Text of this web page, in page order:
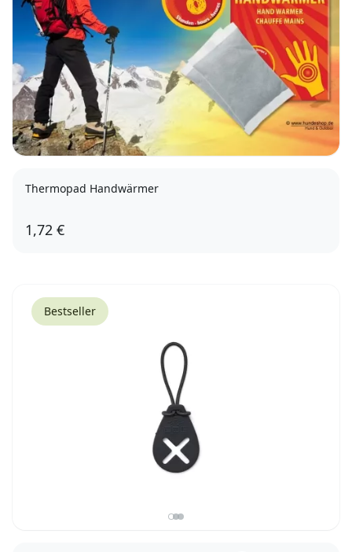
Thermopad Handwärmer
1,72 €
Bestseller